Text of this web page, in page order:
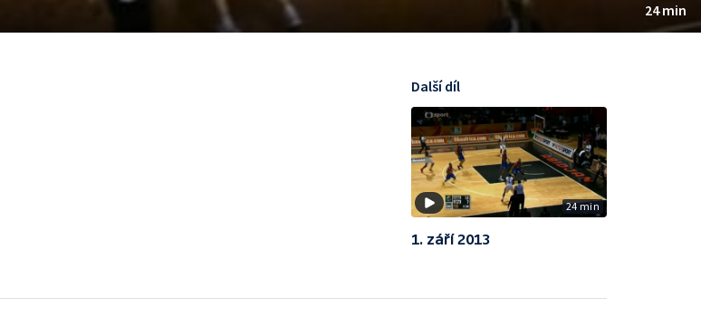
24 min
24 min
Další díl
1. září 2013